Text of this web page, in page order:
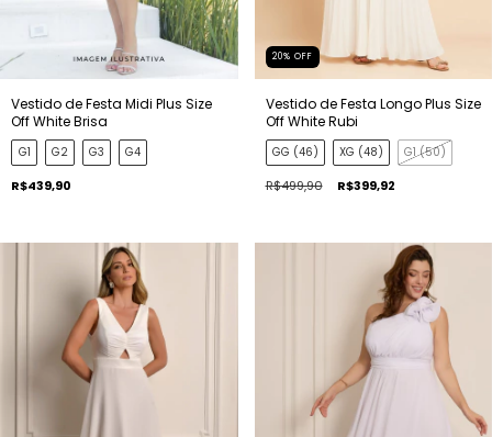
Vestido de Festa Midi Plus Size
Off White Brisa
G1 G2 G3 G4
R$439,90
20% OFF
Vestido de Festa Longo Plus Size
Off White Rubi
GG (46) XG (48) G1 (50)
R$499,90 R$399,92